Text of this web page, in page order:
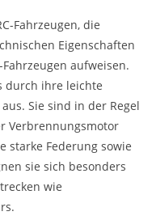
Fahrzeugen, die
Eigenschaften
aufweisen.
durch ihre leichte
Sie sind in der Regel
Verbrennungsmotor
starke Federung sowie
sie sich besonders
wie